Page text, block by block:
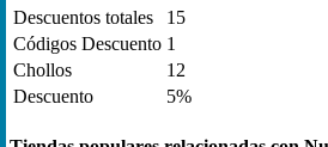
Descuentos totales
15
Códigos Descuento 1
Chollos
12
Descuento
5%